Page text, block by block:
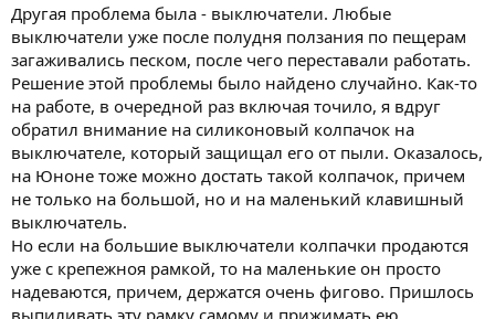
Другая проблема была - выключатели. Любые
выключатели уже после полудня ползания по пещерам
загаживались песком, после чего переставали работать.
Решение этой проблемы было найдено случайно. Как-то
на работе, в очередной раз включая точило, я вдруг
обратил внимание на силиконовый колпачок на
выключателе, который защищал его от пыли. Оказалось,
на Юноне тоже можно достать такой колпачок, причем
не только на большой, но и на маленький клавишный
выключатель.
Но если на большие выключатели колпачки продаются
уже с крепежноя рамкой, то на маленькие он просто
надеваются, причем, держатся очень фигово. Пришлось
выпиливать эту рамку самому и прижимать ею